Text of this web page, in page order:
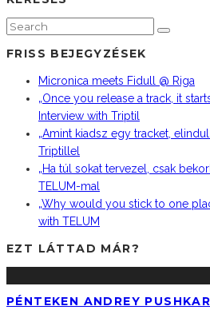
FRISS BEJEGYZÉSEK
Micronica meets Fidull @ Riga
„Once you release a track, it
Interview with Triptil
„Amint kiadsz egy tracket, elindul
Triptillel
„Ha túl sokat tervezel, csak
TELUM-mal
„Why would you stick to one
with TELUM
EZT LÁTTAD MÁR?
PÉNTEKEN ANDREY